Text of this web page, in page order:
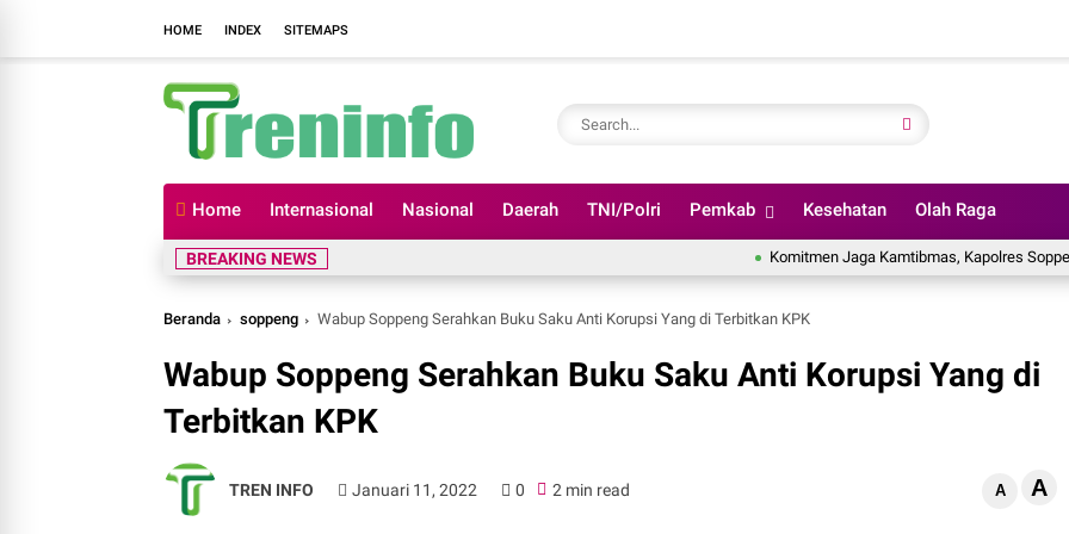
HOME INDEX SITEMAPS
Home Internasional Nasional Daerah TNI/Polri Pemkab Kesehatan Olah Raga
BREAKING NEWS Komitmen Jaga Kamtibmas, Kapolres Soppeng Paparkan
Beranda soppeng Wabup Soppeng Serahkan Buku Saku Anti Korupsi Yang di Terbitkan KPK
Wabup Soppeng Serahkan Buku Saku Anti Korupsi Yang di
Terbitkan KPK
TREN INFO Januari 11, 2022 0 2 min read A A